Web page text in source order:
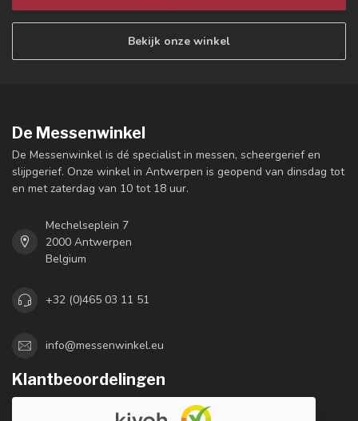
Bekijk onze winkel
De Messenwinkel
De Messenwinkel is dé specialist in messen, scheergerief en
slijpgerief. Onze winkel in Antwerpen is geopend van dinsdag tot
en met zaterdag van 10 tot 18 uur.
Mechelseplein 7
2000 Antwerpen
Belgium
+32 (0)465 03 11 51
info@messenwinkel.eu
Klantbeoordelingen